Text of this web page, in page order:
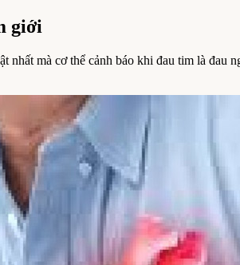
giới
nhất mà cơ thể cảnh báo khi đau tim là